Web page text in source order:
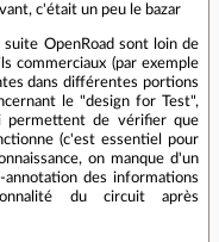
c'était un peu le bazar
OpenRoad sont loin de
commerciaux (par exemple
dans différentes portions
le "design for Test",
de vérifier que
(c'est essentiel pour
on manque d'un
des informations
du circuit après